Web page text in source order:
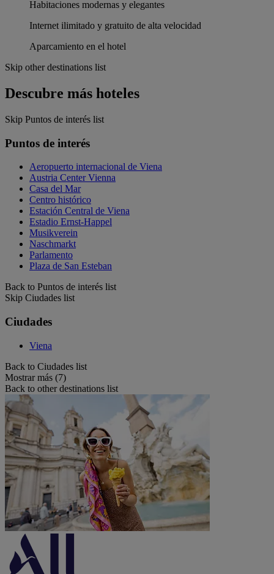
Habitaciones modernas y elegantes
Internet ilimitado y gratuito de alta velocidad
Aparcamiento en el hotel
Skip other destinations list
Descubre más hoteles
Skip Puntos de interés list
Puntos de interés
Aeropuerto internacional de Viena
Austria Center Vienna
Casa del Mar
Centro histórico
Estación Central de Viena
Estadio Ernst-Happel
Musikverein
Naschmarkt
Parlamento
Plaza de San Esteban
Back to Puntos de interés list
Skip Ciudades list
Ciudades
Viena
Back to Ciudades list
Mostrar más (7)
Back to other destinations list